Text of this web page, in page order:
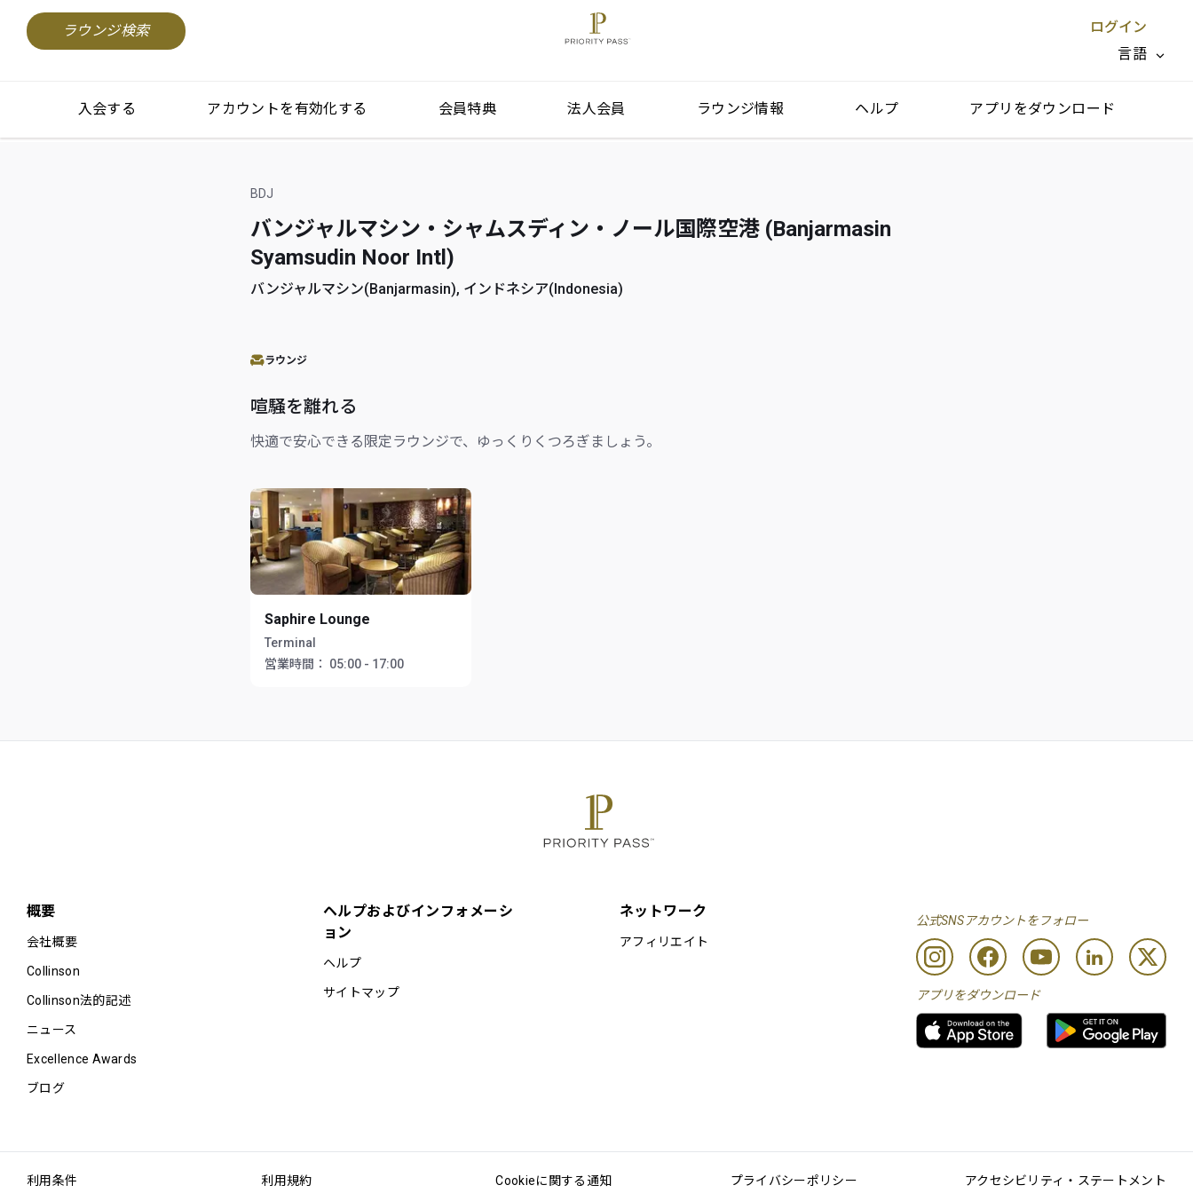
ラウンジ検索
ログイン
言語
閉じる X
入会する アカウントを有効化する 会員特典 法人会員 ラウンジ情報 ヘルプ アプリをダウンロード
BDJ
バンジャルマシン・シャムスディン・ノール国際空港 (Banjarmasin
Syamsudin Noor Intl)
バンジャルマシン(Banjarmasin), インドネシア(Indonesia)
ラウンジ
喧騒を離れる
快適で安心できる限定ラウンジで、ゆっくりくつろぎましょう。
Saphire Lounge
Terminal
営業時間：
05:00 - 17:00
概要
会社概要
Collinson
Collinson法的記述
ニュース
Excellence Awards
ブログ
ヘルプおよびインフォメーシ
ョン
ヘルプ
サイトマップ
ネットワーク
アフィリエイト
公式SNSアカウントをフォロー
アプリをダウンロード
利用条件 利用規約 Cookieに関する通知 プライバシーポリシー アクセシビリティ・ステートメント